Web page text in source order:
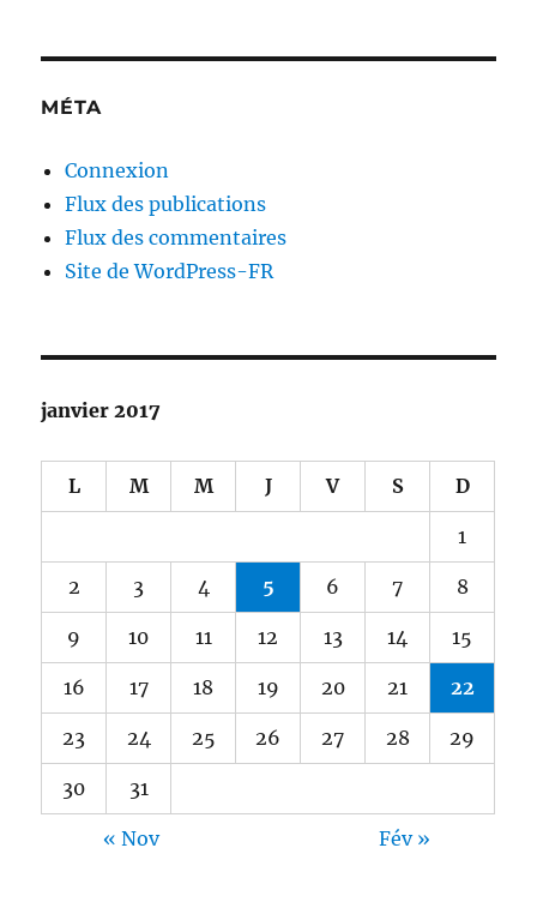
MÉTA
Connexion
Flux des publications
Flux des commentaires
Site de WordPress-FR
janvier 2017
L M M J V S D
1
2 3 4 5 6 7 8
9 10 11 12 13 14 15
16 17 18 19 20 21 22
23 24 25 26 27 28 29
30 31
« Nov Fév »